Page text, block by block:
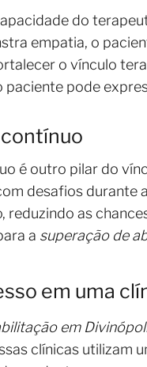
do
empatia, o
o vínculo
pode
é outro pilar do
desafios
reduzindo as
a superação de
em uma
em
clínicas utilizam